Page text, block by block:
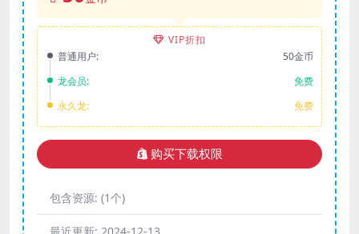
VIP折扣
普通用户:
50金币
龙会员:
免费
永久龙:
免费
购买下载权限
包含资源: (1个)
最近更新: 2024-12-13